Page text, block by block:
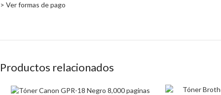
> Ver formas de pago
Productos relacionados